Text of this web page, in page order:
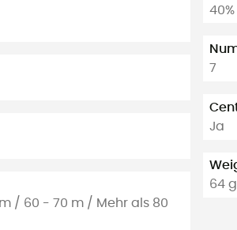
/ 60 - 70 m / Mehr als 80
40%
7
Ja
64 g